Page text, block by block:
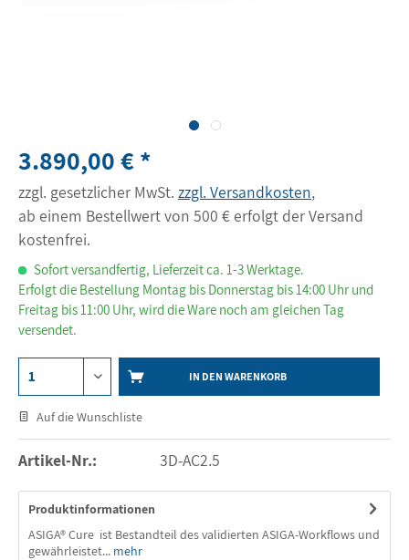
3.890,00 € *
zzgl. gesetzlicher MwSt. zzgl. Versandkosten,
ab einem Bestellwert von 500 € erfolgt der Versand
kostenfrei.
Sofort versandfertig, Lieferzeit ca. 1-3 Werktage.
Erfolgt die Bestellung Montag bis Donnerstag bis 14:00 Uhr und
Freitag bis 11:00 Uhr, wird die Ware noch am gleichen Tag
versendet.
IN DEN WARENKORB
Auf die Wunschliste
Artikel-Nr.: 3D-AC2.5
Produktinformationen
ASIGA® Cure ist Bestandteil des validierten ASIGA-Workflows und
gewährleistet... mehr